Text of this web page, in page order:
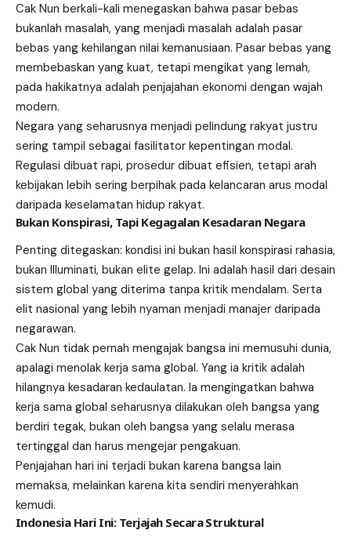
Cak Nun berkali-kali menegaskan bahwa pasar bebas
bukanlah masalah, yang menjadi masalah adalah pasar
bebas yang kehilangan nilai kemanusiaan. Pasar bebas yang
membebaskan yang kuat, tetapi mengikat yang lemah,
pada hakikatnya adalah penjajahan ekonomi dengan wajah
modern.
Negara yang seharusnya menjadi pelindung rakyat justru
sering tampil sebagai fasilitator kepentingan modal.
Regulasi dibuat rapi, prosedur dibuat efisien, tetapi arah
kebijakan lebih sering berpihak pada kelancaran arus modal
daripada keselamatan hidup rakyat.
Bukan Konspirasi, Tapi Kegagalan Kesadaran Negara
Penting ditegaskan: kondisi ini bukan hasil konspirasi rahasia,
bukan Illuminati, bukan elite gelap. Ini adalah hasil dari desain
sistem global yang diterima tanpa kritik mendalam. Serta
elit nasional yang lebih nyaman menjadi manajer daripada
negarawan.
Cak Nun tidak pernah mengajak bangsa ini memusuhi dunia,
apalagi menolak kerja sama global. Yang ia kritik adalah
hilangnya kesadaran kedaulatan. Ia mengingatkan bahwa
kerja sama global seharusnya dilakukan oleh bangsa yang
berdiri tegak, bukan oleh bangsa yang selalu merasa
tertinggal dan harus mengejar pengakuan.
Penjajahan hari ini terjadi bukan karena bangsa lain
memaksa, melainkan karena kita sendiri menyerahkan
kemudi.
Indonesia Hari Ini: Terjajah Secara Struktural